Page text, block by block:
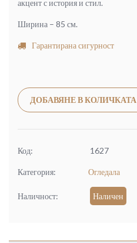
акцент с история и стил.
Ширина – 85 см.
Гарантирана сигурност
ДОБАВЯНЕ В КОЛИЧКАТА
Код: 1627
Категория: Огледала
Наличност: Наличен